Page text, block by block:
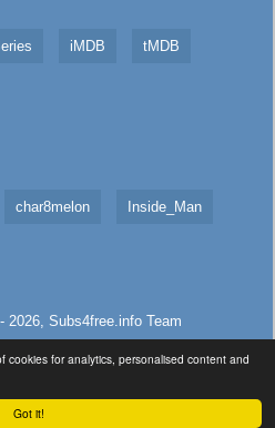
Got it!
for analytics, personalised content and
iMDB tMDB
char8melon Inside_Man
2026, Subs4free.infoTeam